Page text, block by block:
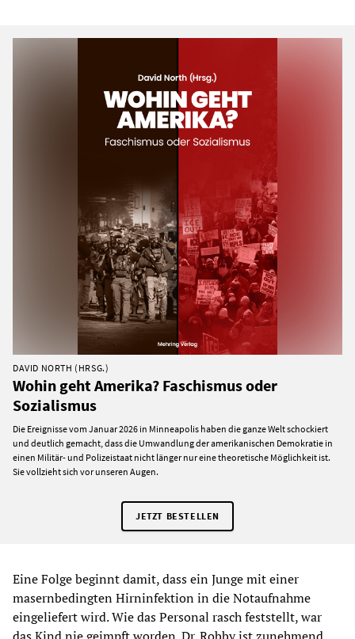
DAVID NORTH (HRSG.)
Wohin geht Amerika? Faschismus oder
Sozialismus
Die Ereignisse vom Januar 2026 in Minneapolis haben die ganze Welt schockiert
und deutlich gemacht, dass die Umwandlung der amerikanischen Demokratie in
einen Militär- und Polizeistaat nicht länger nur eine theoretische Möglichkeit ist.
Sie vollzieht sich vor unseren Augen.
JETZT BESTELLEN
Eine Folge beginnt damit, dass ein Junge mit einer
masernbedingten Hirninfektion in die Notaufnahme
eingeliefert wird. Wie das Personal rasch feststellt, war